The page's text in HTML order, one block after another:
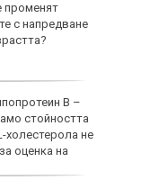
променят
с напредване
B –
стойността
холестерола не
оценка на